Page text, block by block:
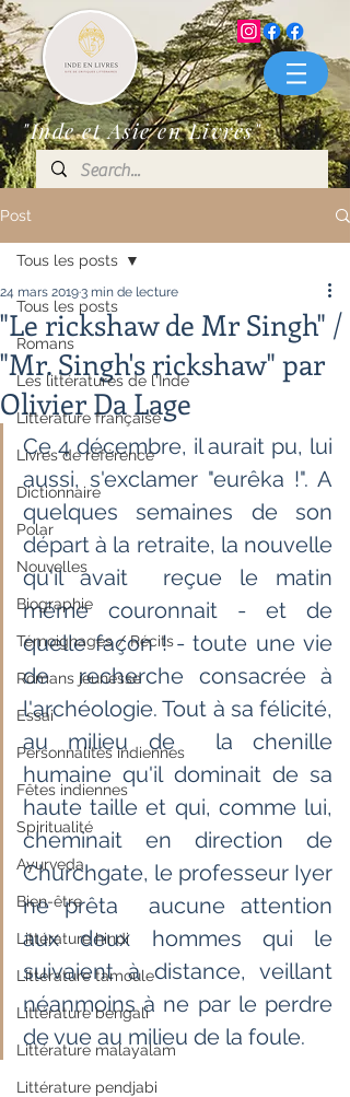
"Inde et Asie en Livres"
Post
Tous les posts
Romans
Les littératures de l'Inde
Littérature française
Livres de référence
Dictionnaire
Polar
Nouvelles
Biographie
Témoignages / Récits
Romans jeunesse
Essai
Personnalités indiennes
Fêtes indiennes
Spiritualité
Ayurveda
Bien-être
Littérature hindi
Littérature tamoule
Littérature bengali
Littérature malayalam
Littérature pendjabi
Tous les posts
"Le rickshaw de Mr Singh" /
"Mr. Singh's rickshaw" par
Olivier Da Lage
24 mars 20193 min de lecture
Ce 4 décembre, il aurait pu, lui
aussi, s'exclamer "eurêka !". A
quelques semaines de son
départ à la retraite, la nouvelle
qu'il avait  reçue le matin
même couronnait - et de
quelle façon ! - toute une vie
de  recherche consacrée à
l'archéologie. Tout à sa félicité,
au milieu de  la chenille
humaine qu'il dominait de sa
haute taille et qui, comme lui,
cheminait en direction de
Churchgate, le professeur Iyer
ne prêta  aucune attention
aux deux hommes qui le
suivaient à distance, veillant
néanmoins à ne par le perdre
de vue au milieu de la foule.